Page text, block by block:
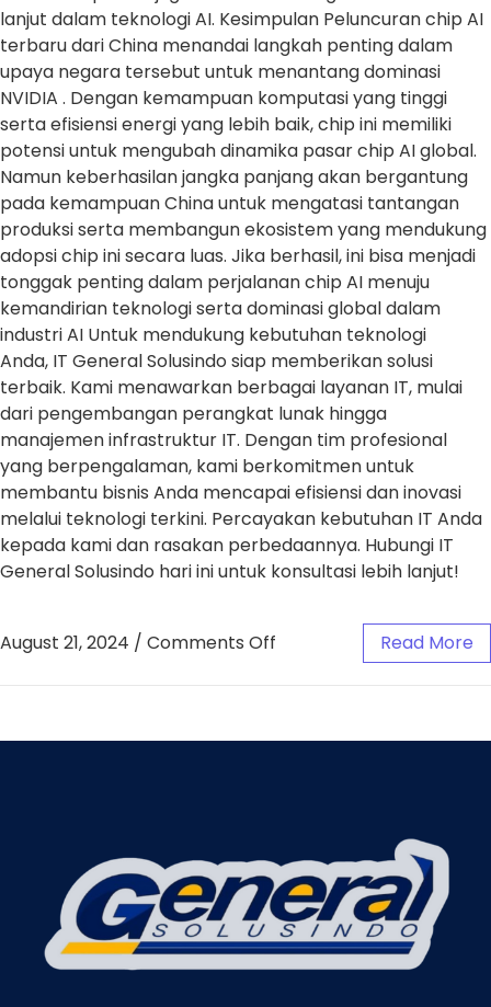
lanjut dalam teknologi AI. Kesimpulan Peluncuran chip AI
terbaru dari China menandai langkah penting dalam
upaya negara tersebut untuk menantang dominasi
NVIDIA . Dengan kemampuan komputasi yang tinggi
serta efisiensi energi yang lebih baik, chip ini memiliki
potensi untuk mengubah dinamika pasar chip AI global.
Namun keberhasilan jangka panjang akan bergantung
pada kemampuan China untuk mengatasi tantangan
produksi serta membangun ekosistem yang mendukung
adopsi chip ini secara luas. Jika berhasil, ini bisa menjadi
tonggak penting dalam perjalanan chip AI menuju
kemandirian teknologi serta dominasi global dalam
industri AI Untuk mendukung kebutuhan teknologi
Anda, IT General Solusindo siap memberikan solusi
terbaik. Kami menawarkan berbagai layanan IT, mulai
dari pengembangan perangkat lunak hingga
manajemen infrastruktur IT. Dengan tim profesional
yang berpengalaman, kami berkomitmen untuk
membantu bisnis Anda mencapai efisiensi dan inovasi
melalui teknologi terkini. Percayakan kebutuhan IT Anda
kepada kami dan rasakan perbedaannya. Hubungi IT
General Solusindo hari ini untuk konsultasi lebih lanjut!
August 21, 2024 / Comments Off Read More